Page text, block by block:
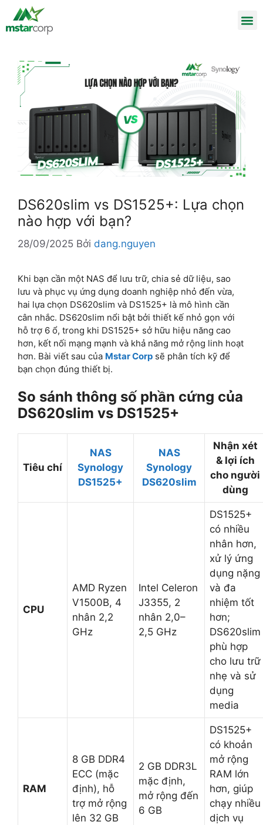
DS620slim vs DS1525+: Lựa chọn
nào hợp với bạn?
28/09/2025 Bởi dang.nguyen
Khi bạn cần một NAS để lưu trữ, chia sẻ dữ liệu, sao
lưu và phục vụ ứng dụng doanh nghiệp nhỏ đến vừa,
hai lựa chọn DS620slim và DS1525+ là mô hình cần
cân nhắc. DS620slim nổi bật bởi thiết kế nhỏ gọn với
hỗ trợ 6 ổ, trong khi DS1525+ sở hữu hiệu năng cao
hơn, kết nối mạng mạnh và khả năng mở rộng linh hoạt
hơn. Bài viết sau của Mstar Corp sẽ phân tích kỹ để
bạn chọn đúng thiết bị.
So sánh thông số phần cứng của
DS620slim vs DS1525+
Tiêu chí
NAS
Synology
DS1525+
NAS
Synology
DS620slim
Nhận xét
& lợi ích
cho người
dùng
CPU
AMD Ryzen
V1500B, 4
nhân 2,2
GHz
Intel Celeron
J3355, 2
nhân 2,0–
2,5 GHz
DS1525+
có nhiều
nhân hơn,
xử lý ứng
dụng nặng
và đa
nhiệm tốt
hơn;
DS620slim
phù hợp
cho lưu trữ
nhẹ và sử
dụng
media
RAM
8 GB DDR4
ECC (mặc
định), hỗ
trợ mở rộng
lên 32 GB
2 GB DDR3L
mặc định,
mở rộng đến
6 GB
DS1525+
có khoản
mở rộng
RAM lớn
hơn, giúp
chạy nhiều
dịch vụ